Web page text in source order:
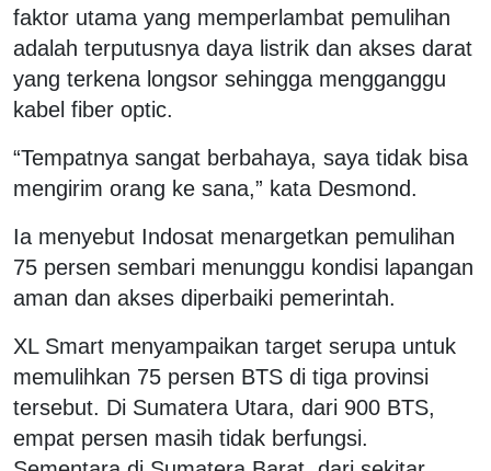
faktor utama yang memperlambat pemulihan
adalah terputusnya daya listrik dan akses darat
yang terkena longsor sehingga mengganggu
kabel fiber optic.
“Tempatnya sangat berbahaya, saya tidak bisa
mengirim orang ke sana,” kata Desmond.
Ia menyebut Indosat menargetkan pemulihan
75 persen sembari menunggu kondisi lapangan
aman dan akses diperbaiki pemerintah.
XL Smart menyampaikan target serupa untuk
memulihkan 75 persen BTS di tiga provinsi
tersebut. Di Sumatera Utara, dari 900 BTS,
empat persen masih tidak berfungsi.